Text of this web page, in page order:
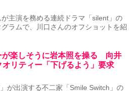
が主演を務める連続ドラマ「silent」の
ラムで、川口さんのオフショットを紹
が楽しそうに岩本照を操る 向井
リティー「下げるよう」要求
」が出演する不二家「Smile Switch」の